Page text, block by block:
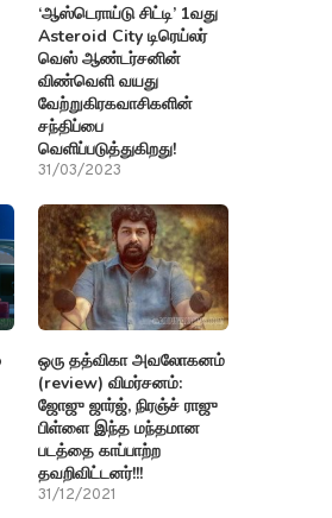
‘ஆஸ்டெராய்டு சிட்டி’ 1வது
Asteroid City டிரெய்லர்
வெஸ் ஆண்டர்சனின்
விண்வெளி வயது
வேற்றுகிரகவாசிகளின்
சந்திப்பை
வெளிப்படுத்துகிறது!
31/03/2023
ஒரு தத்விகா அவலோகனம்
(review) விமர்சனம்:
ஜோஜு ஜார்ஜ், நிரஞ்ச் ராஜு
பிள்ளை இந்த மந்தமான
படத்தை காப்பாற்ற
தவறிவிட்டனர்!!!
31/12/2021